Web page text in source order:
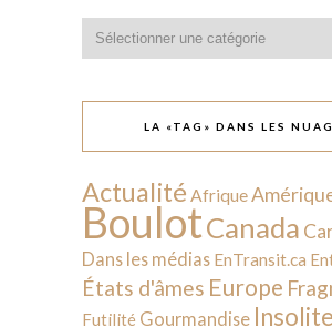
LA «TAG» DANS LES
Actualité Afrique
BoulotCanada
Dans les médias EnTransit.ca
États d'âmes Europe
Futilité Gourmandise Insolite